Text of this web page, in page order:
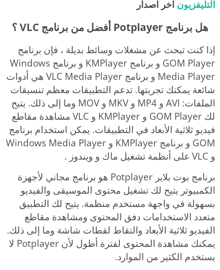
التليفزيون اخر اصدار
هل برنامج Potplayer أفضل من برنامج VLC ؟
إذا كنت تبحث عن مشغلات وسائط بديلة ، فإن برنامج
GOM Player و برنامج KMPlayer و برنامج Windows
Media Player و برنامج VLC Media Player هي أدوات
شائعة يمكنك تجربتها. تدعم التطبيقات معظم تنسيقات
الملفات: AVI و MP4 و MKV و MOV وما إلى ذلك. يتيح
لك GOM Player و KMPlayer و VLC مشاهدة مقاطع
فيديو ثلاثية الأبعاد في التطبيقات. يمكن استخدام برنامج
GOM و برنامج KMPlayer و Windows Media Player
و VLC على أنظمة تشغيل ماك و ويندوز .
برنامج بوت بلاير Potplayer هو برنامج مجاني لأجهزة
الكمبيوتر يتيح لك تشغيل محتوى الموسيقى والفيديو
بسهولة في واجهة مستخدم منظمة. يتيح لك التطبيق
متعدد الاستخدامات دفق المحتوى ومشاهدة مقاطع
الفيديو ثلاثية الأبعاد والتقاط لقطات شاشة وما إلى ذلك.
يمكنك مشاهدة المحتوى لفترة أطول لأن Potplayer لا
يستخدم الكثير من الموارد.